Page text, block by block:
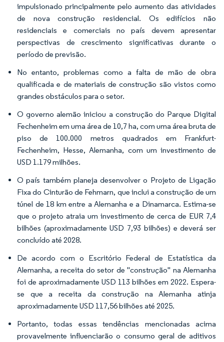
impulsionado principalmente pelo aumento das atividades
de nova construção residencial. Os edifícios não
residenciais e comerciais no país devem apresentar
perspectivas de crescimento significativas durante o
período de previsão.
No entanto, problemas como a falta de mão de obra
qualificada e de materiais de construção são vistos como
grandes obstáculos para o setor.
O governo alemão iniciou a construção do Parque Digital
Fechenheim em uma área de 10,7 ha, com uma área bruta de
piso de 100.000 metros quadrados em Frankfurt-
Fechenheim, Hesse, Alemanha, com um investimento de
USD 1.179 milhões.
O país também planeja desenvolver o Projeto de Ligação
Fixa do Cinturão de Fehmarn, que inclui a construção de um
túnel de 18 km entre a Alemanha e a Dinamarca. Estima-se
que o projeto atraia um investimento de cerca de EUR 7,4
bilhões (aproximadamente USD 7,93 bilhões) e deverá ser
concluído até 2028.
De acordo com o Escritório Federal de Estatística da
Alemanha, a receita do setor de "construção" na Alemanha
foi de aproximadamente USD 113 bilhões em 2022. Espera-
se que a receita da construção na Alemanha atinja
aproximadamente USD 117,56 bilhões até 2025.
Portanto, todas essas tendências mencionadas acima
provavelmente influenciarão o consumo geral de aditivos